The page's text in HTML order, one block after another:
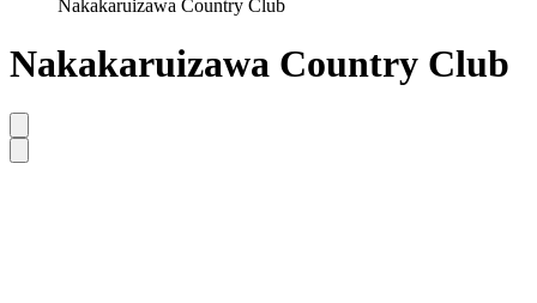
Nakakaruizawa Country Club
Nakakaruizawa Country Club